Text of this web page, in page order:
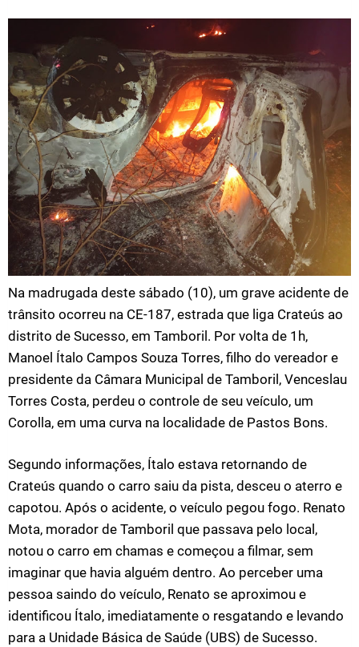
Na madrugada deste sábado (10), um grave acidente de
trânsito ocorreu na CE-187, estrada que liga Crateús ao
distrito de Sucesso, em Tamboril. Por volta de 1h,
Manoel Ítalo Campos Souza Torres, filho do vereador e
presidente da Câmara Municipal de Tamboril, Venceslau
Torres Costa, perdeu o controle de seu veículo, um
Corolla, em uma curva na localidade de Pastos Bons.
Segundo informações, Ítalo estava retornando de
Crateús quando o carro saiu da pista, desceu o aterro e
capotou. Após o acidente, o veículo pegou fogo. Renato
Mota, morador de Tamboril que passava pelo local,
notou o carro em chamas e começou a filmar, sem
imaginar que havia alguém dentro. Ao perceber uma
pessoa saindo do veículo, Renato se aproximou e
identificou Ítalo, imediatamente o resgatando e levando
para a Unidade Básica de Saúde (UBS) de Sucesso.